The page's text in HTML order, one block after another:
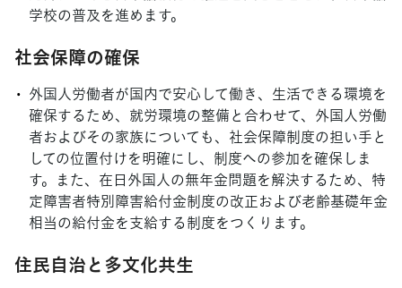
学校の普及を進めます。
社会保障の確保
外国人労働者が国内で安心して働き、生活できる環境を
確保するため、就労環境の整備と合わせて、外国人労働
者およびその家族についても、社会保障制度の担い手と
しての位置付けを明確にし、制度への参加を確保しま
す。また、在日外国人の無年金問題を解決するため、特
定障害者特別障害給付金制度の改正および老齢基礎年金
相当の給付金を支給する制度をつくります。
住民自治と多文化共生